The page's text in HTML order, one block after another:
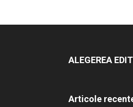
ALEGEREA
Articole